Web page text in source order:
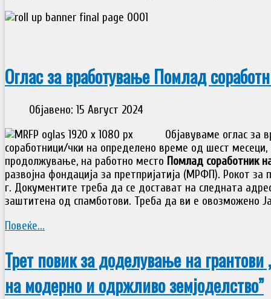
Оглас за вработување Помлад
Објавено: 15 Август 2024
Oбјавуваме оглас за
соработници/чки на определено време од шест
продолжување, на работно место Помлад соработник
развојна фондација за претпријатија (МРФП). Рокот за
г. Документите треба да се достават на следната
заштитена од спамботови. Треба да ви е овозможено
Повеќе...
Трет повик за доделување на грантови
на модерно и одржливо земјоделство”